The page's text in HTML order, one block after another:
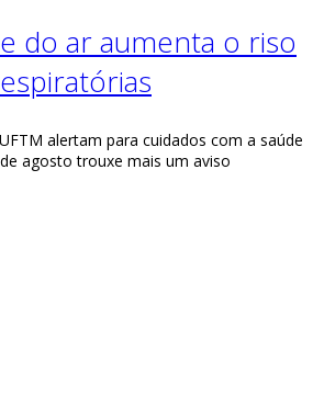
do ar aumenta o riso
alertam para cuidados com a saúde
agosto trouxe mais um aviso